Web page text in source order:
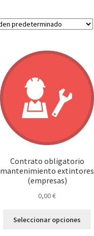
Contrato obligatorio
mantenimiento extintores
(empresas)
0,00€
Seleccionar opciones